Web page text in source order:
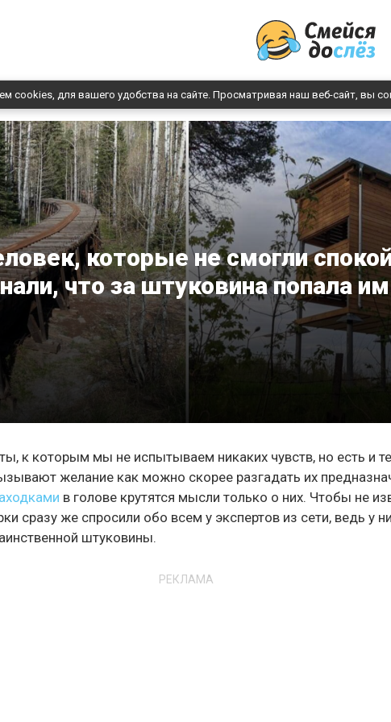
cookies, для вашего удобства на сайте. Просматривая наш веб-сайт, вы
которые не смогли
что за штуковина попала им
к которым мы не испытываем никаких чувств, но есть и
желание как можно скорее разгадать их
в голове крутятся мысли только о них. Чтобы не
сразу же спросили обо всем у экспертов из сети, ведь у
штуковины.
РЕКЛАМА